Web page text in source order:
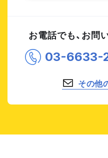
お電話でも、お問
03-6633-
その他